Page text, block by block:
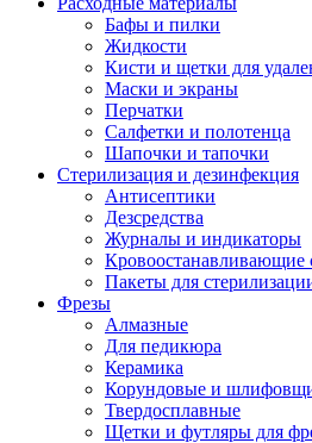
Бафы и пилки
Жидкости
Кисти и щетки для
Маски и экраны
Перчатки
Салфетки и полотенца
Шапочки и тапочки
Стерилизация и дезинфекция
Антисептики
Дезсредства
Журналы и индикаторы
Кровоостанавливающие
Пакеты для
Фрезы
Алмазные
Для педикюра
Керамика
Корундовые и
Твердосплавные
Щетки и футляры для